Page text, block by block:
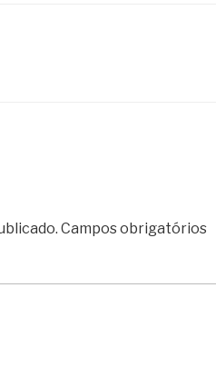
Campos obrigatórios